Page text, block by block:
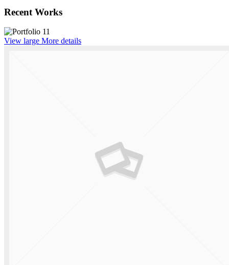
Recent Works
View large More details